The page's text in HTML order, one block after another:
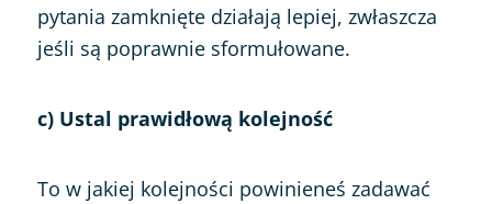
pytania zamknięte działają lepiej, zwłaszcza
jeśli są poprawnie sformułowane.
c) Ustal prawidłową kolejność
To w jakiej kolejności powinieneś zadawać